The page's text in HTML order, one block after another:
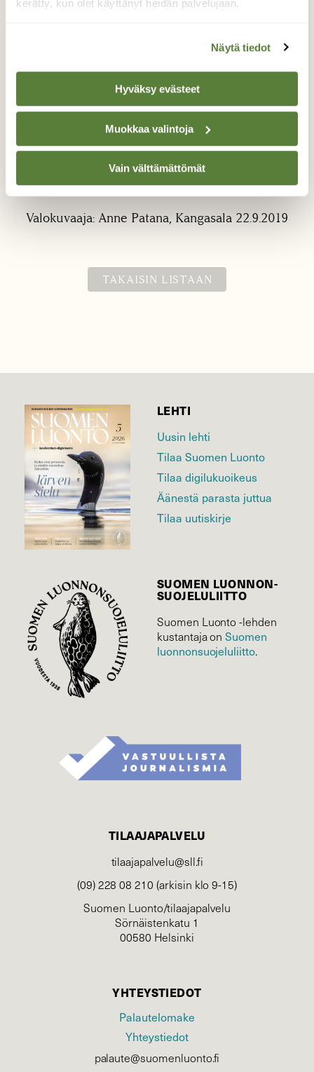
kerätty, kun olet käyttänyt heidän palvelujaan.
Näytä tiedot
Hyväksy evästeet
Muokkaa valintoja
Vain välttämättömät
Kaunis asetelma
Kangasalla on joutomaalla vieljan tähkää
muun kasvuston joukossa. Tällaine pirkko
somisti yhtä tähkää.
Valokuvaaja: Anne Patana, Kangasala 22.9.2019
TAKAISIN LISTAAN
LEHTI
Uusin lehti
Tilaa Suomen Luonto
Tilaa digilukuoikeus
Äänestä parasta juttua
Tilaa uutiskirje
SUOMEN LUONNON­
SUOJELU­LIITTO
Suomen Luonto -lehden
kustantaja onSuomen
luonnonsuojelu­liitto.
TILAAJAPALVELU
tilaajapalvelu@sll.fi
(09) 228 08 210 (arkisin klo 9-15)
Suomen Luonto/tilaajapalvelu
Sörnäistenkatu 1
00580 Helsinki
YHTEYSTIEDOT
Palautelomake
Yhteystiedot
palaute@suomenluonto.fi